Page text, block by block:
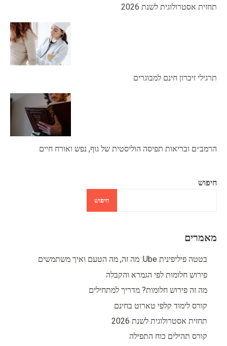
תחזית אסטרולוגית לשנת 2026
תרגילי זיכרון חינם למבוגרים
הרמב״ם ובריאות תפיסה הוליסטית של גוף, נפש ואורח חיים
חיפוש
חיפוש
מאמרים
בטטה פיליפינית Ube: מה זה, מה הטעם ואיך משתמשים
פירוש חלומות לפי הגמרא והקבלה
מה זה פירוש חלומות? מדריך למתחילים
קורס לימוד קלפי טארוט בחינם
תחזית אסטרולוגית לשנת 2026
קורס תהילים כוח התפילה